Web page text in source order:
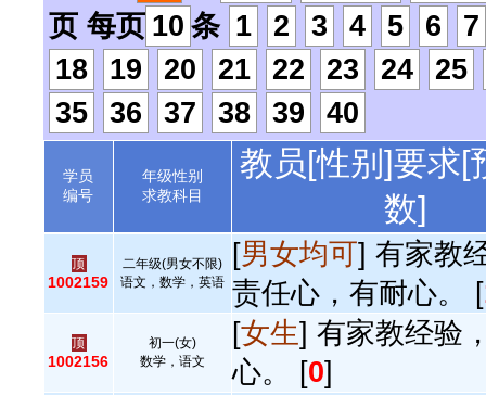
页 每页 10 条 1 2 3 4 5 6
7
18
19 20 21 22 23 24
25
35
36 37 38 39 40
学员
编号
年级性别
求教科目
教员[性别]要求[
数]
顶
1002159
二年级(男女不限)
语文，数学，英语
[男女均可] 有家教
责任心，有耐心。 [
顶
1002156
初一(女)
数学，语文
[女生] 有家教经验
心。 [0]